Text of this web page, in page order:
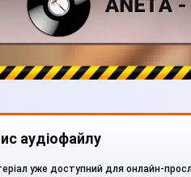
аудіофайлу
уже доступний для онлайн-